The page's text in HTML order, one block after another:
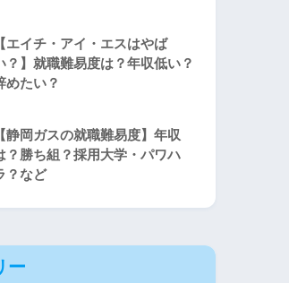
【エイチ・アイ・エスはやば
？】就職難易度は？年収低い？
めたい？
【静岡ガスの就職難易度】年収
？勝ち組？採用大学・パワハ
？など
ー